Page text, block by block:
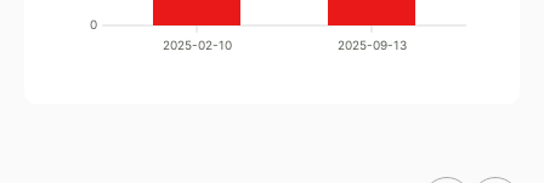
0
2025-02-10 2025-09-13